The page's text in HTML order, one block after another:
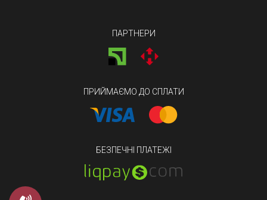
ПАРТНЕРИ
ПРИЙМАЄМО ДО СПЛАТИ
БЕЗПЕЧНІ ПЛАТЕЖІ